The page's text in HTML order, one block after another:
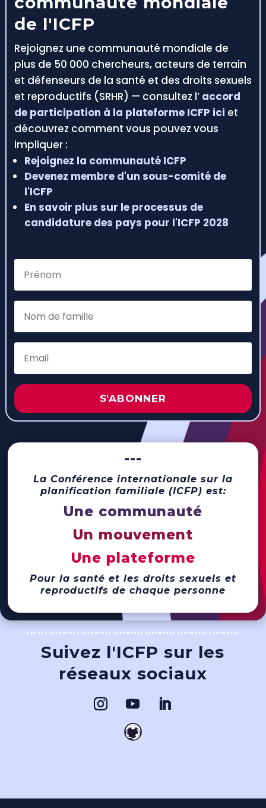
de l'ICFP
Rejoignez une communauté mondiale de
plus de 50 000 chercheurs, acteurs de terrain
et défenseurs de la santé et des droits sexuels
et reproductifs (SRHR) — consultez l’ accord
de participation à la plateforme ICFP ici et
découvrez comment vous pouvez vous
impliquer :
Rejoignez la communauté ICFP
Devenez membre d'un sous-comité de
l'ICFP
En savoir plus sur le processus de
candidature des pays pour l'ICFP 2028
S'ABONNER
---
La Conférence internationale sur la
planification familiale (ICFP) est:
Une communauté
Un mouvement
Une plateforme
Pour la santé et les droits sexuels et
reproductifs de chaque personne
Suivez l'ICFP sur les
réseaux sociaux